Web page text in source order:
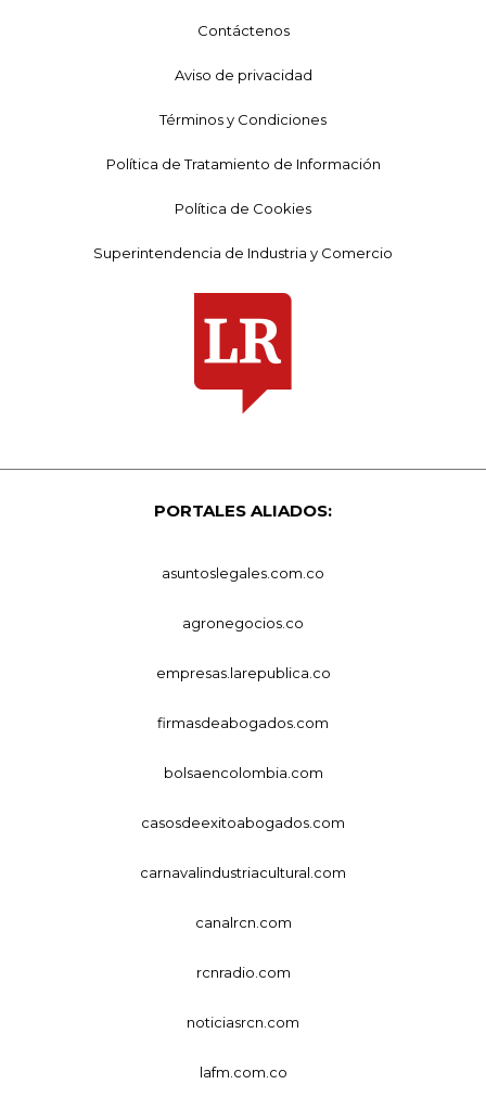
Contáctenos
Aviso de privacidad
Términos y Condiciones
Política de Tratamiento de Información
Política de Cookies
Superintendencia de Industria y Comercio
PORTALES ALIADOS:
asuntoslegales.com.co
agronegocios.co
empresas.larepublica.co
firmasdeabogados.com
bolsaencolombia.com
casosdeexitoabogados.com
carnavalindustriacultural.com
canalrcn.com
rcnradio.com
noticiasrcn.com
lafm.com.co